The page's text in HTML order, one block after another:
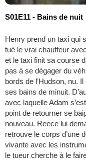
S01E11 - Bains de nuit
Henry prend un taxi qui
tué le vrai chauffeur
et le taxi finit sa course
pas à se dégager du
bords de l’Hudson, nu.
ses bains de minuit.
avec laquelle Adam
point de retourner se
nouveau. Reece lui
retrouve le corps d’une
vivante avec les
le tueur cherche à le